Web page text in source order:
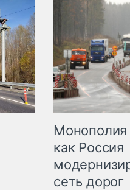
Монополия
как Россия
сеть дорог